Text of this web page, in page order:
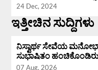
24 Dec, 2024
ಇತ್ತೀಚಿನ ಸುದ್ದಿಗಳು
ನಿಸ್ವಾರ್ಥ ಸೇವೆಯ
ಸುಭಾಷಿತಂ
07 Aug, 2026